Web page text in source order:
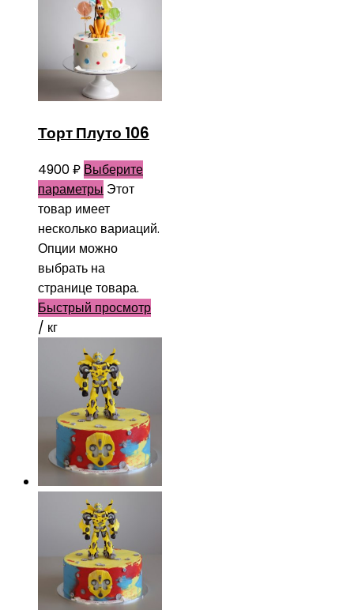
Торт Плуто 106
4900₽ Выберите
параметры Этот
товар имеет
несколько вариаций.
Опции можно
выбрать на
странице товара.
Быстрый просмотр
/ кг